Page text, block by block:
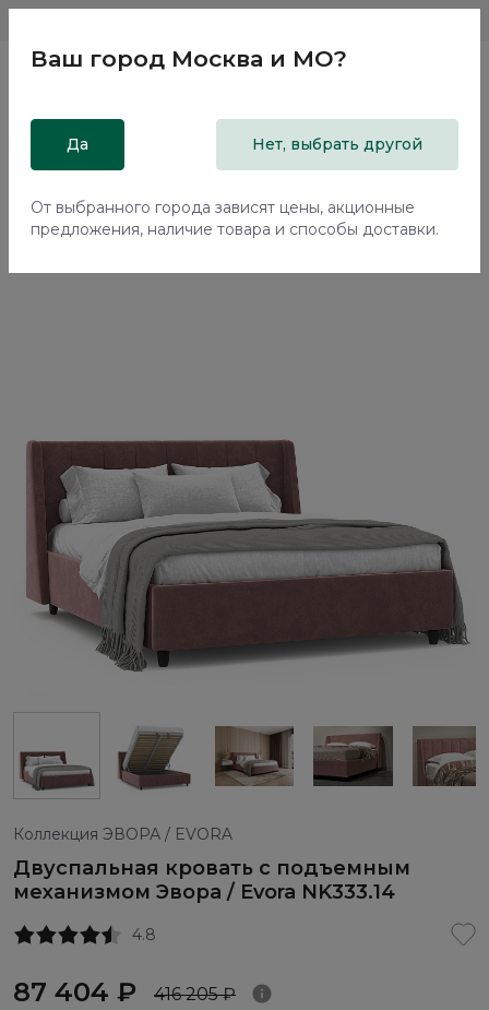
Главная
Кровати
Двуспальная кровать с подъемным механизмом Эвора /
Коллекция ЭВОРА / EVORA
Двуспальная кровать с подъемным
механизмом Эвора / Evora NK333.14
4.8
87 404 ₽ 416 205 ₽
Ваш город Москва и МО?
Да Нет, выбрать другой
От выбранного города зависят цены, акционные
предложения, наличие товара и способы доставки.